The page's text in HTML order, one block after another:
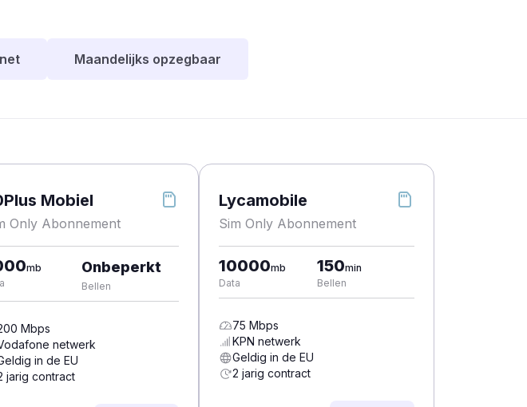
Maandelijks opzegbaar
Mobiel
Only Abonnement
mb
Onbeperkt
Bellen
Mbps
netwerk
in de EU
jarig contract
Lycamobile
Sim Only Abonnement
10000mb
Data
150min
Bellen
75 Mbps
KPN netwerk
Geldig in de EU
2 jarig contract